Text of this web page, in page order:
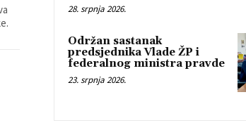
28. srpnja 2026.
Održan sastanak
predsjednika Vlade ŽP i
federalnog ministra pravde
23. srpnja 2026.